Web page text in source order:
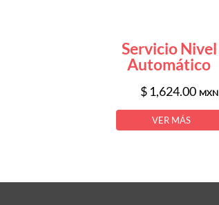
Servicio Nivel
Automático
$ 1,624.00 MXN
VER MÁS